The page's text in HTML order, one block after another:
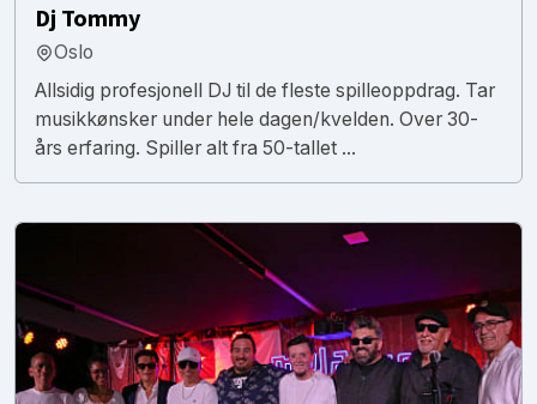
Dj Tommy
Oslo
Allsidig profesjonell DJ til de fleste spilleoppdrag. Tar
musikkønsker under hele dagen/kvelden. Over 30-
års erfaring. Spiller alt fra 50-tallet ...